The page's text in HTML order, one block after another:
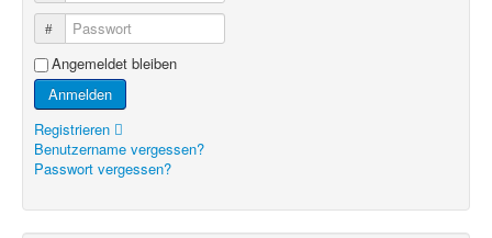
Passwort
Angemeldet bleiben
Anmelden
Registrieren
Benutzername vergessen?
Passwort vergessen?